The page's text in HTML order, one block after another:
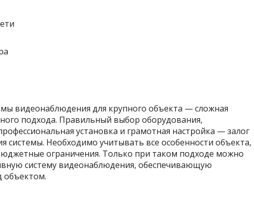
видеонаблюдения для крупного объекта — сложная
подхода. Правильный выбор оборудования,
установка и грамотная настройка — залог
системы. Необходимо учитывать все особенности объекта,
ограничения. Только при таком подходе можно
систему видеонаблюдения, обеспечивающую
объектом.